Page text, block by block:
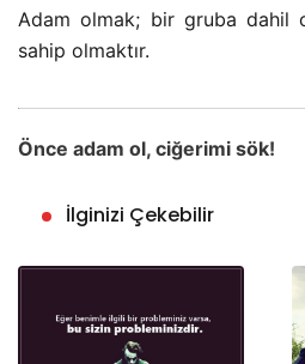
Adam olmak; bir gruba dahil
sahip olmaktır.
Önce adam ol, ciğerimi sök!
İlginizi Çekebilir